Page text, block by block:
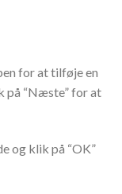
for at tilføje en
på “Næste” for at
og klik på “OK”